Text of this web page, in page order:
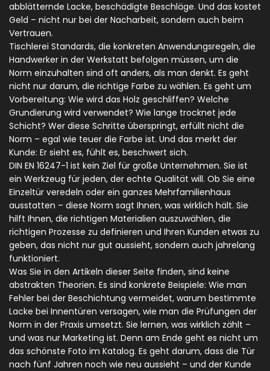
abblätternde Lacke, beschädigte Beschläge. Und das kostet
Geld – nicht nur bei der Nacharbeit, sondern auch beim
Vertrauen.
Tischlerei Standards, die konkreten Anwendungsregeln, die
Handwerker in der Werkstatt befolgen müssen, um die
Norm einzuhalten sind oft anders, als man denkt. Es geht
nicht nur darum, die richtige Farbe zu wählen. Es geht um
Vorbereitung: Wie wird das Holz geschliffen? Welche
Grundierung wird verwendet? Wie lange trocknet jede
Schicht? Wer diese Schritte überspringt, erfüllt nicht die
Norm – egal wie teuer die Farbe ist. Und das merkt der
Kunde: Er sieht es, fühlt es, beschwert sich.
DIN EN 16247-1 ist kein Ziel für große Unternehmen. Sie ist
ein Werkzeug für jeden, der echte Qualität will. Ob Sie eine
Einzeltür veredeln oder ein ganzes Mehrfamilienhaus
ausstatten – diese Norm sagt Ihnen, was wirklich hält. Sie
hilft Ihnen, die richtigen Materialien auszuwählen, die
richtigen Prozesse zu definieren und Ihren Kunden etwas zu
geben, das nicht nur gut aussieht, sondern auch jahrelang
funktioniert.
Was Sie in den Artikeln dieser Seite finden, sind keine
abstrakten Theorien. Es sind konkrete Beispiele: Wie man
Fehler bei der Beschichtung vermeidet, warum bestimmte
Lacke bei Innentüren versagen, wie man die Prüfungen der
Norm in der Praxis umsetzt. Sie lernen, was wirklich zählt –
und was nur Marketing ist. Denn am Ende geht es nicht um
das schönste Foto im Katalog. Es geht darum, dass die Tür
nach fünf Jahren noch wie neu aussieht – und der Kunde